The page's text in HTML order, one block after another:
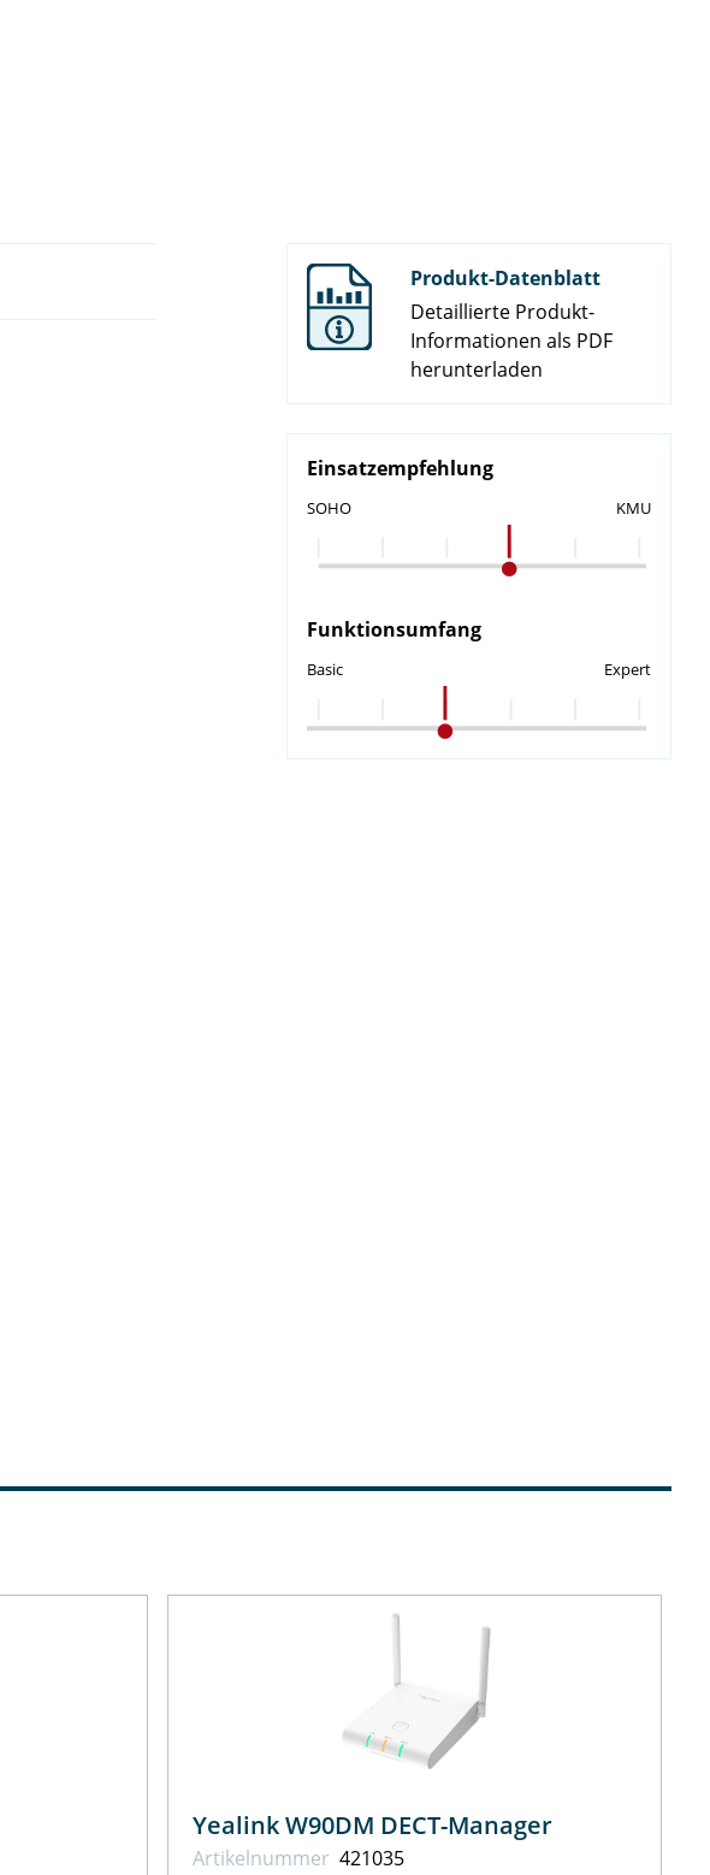
Produkt-Datenblatt
Detaillierte Produkt-
Informationen als PDF
herunterladen
Einsatzempfehlung
SOHO KMU
Funktionsumfang
Basic Expert
Yealink W90DM DECT-Manager
Artikel­nummer 421035